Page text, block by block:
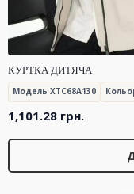
КУРТКА ДИТЯЧА
Модель XTC68A130
1,101.28 грн.